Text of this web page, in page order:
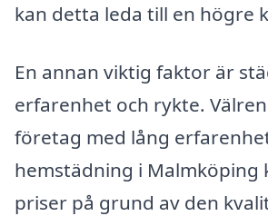
kan detta leda till en högre
En annan viktig faktor är
erfarenhet och rykte.
företag med lång
hemstädning i Malmköping
priser på grund av den